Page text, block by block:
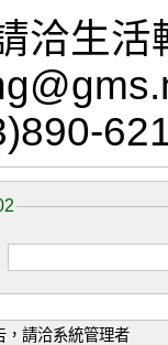
洽生
，請洽系統管理者